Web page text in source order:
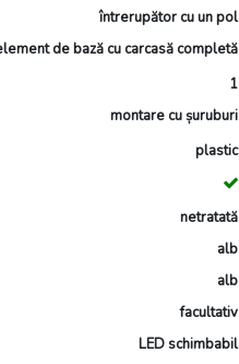
întrerupător cu un pol
de bază cu carcasă completă
1
montare cu șuruburi
plastic
netratată
alb
alb
facultativ
LED schimbabil